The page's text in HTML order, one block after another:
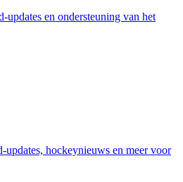
updates en ondersteuning van het
hockeynieuws en meer voor